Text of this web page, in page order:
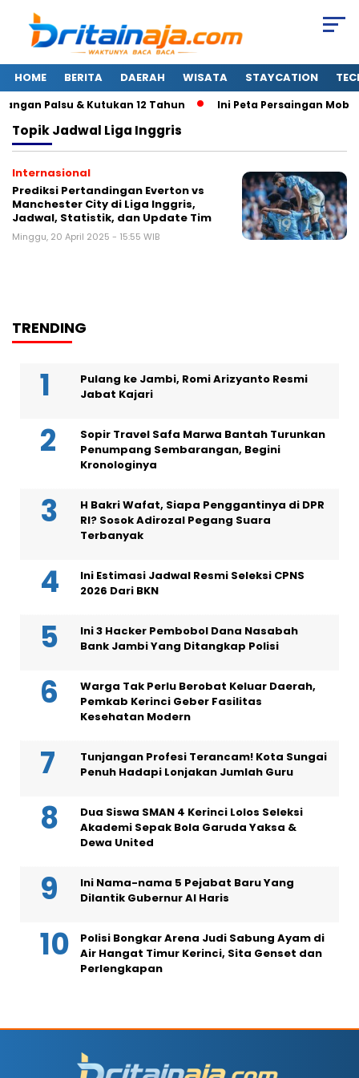
HOME BERITA DAERAH WISATA STAYCATION
Palsu & Kutukan 12 Tahun Ini Peta Persaingan Mobil
TopikJadwal Liga Inggris
Internasional
Prediksi Pertandingan Everton vs
Manchester City di Liga Inggris,
Jadwal, Statistik, dan Update Tim
Minggu, 20 April 2025 - 15:55 WIB
TRENDING
Pulang ke Jambi, Romi Arizyanto Resmi
Jabat Kajari
Sopir Travel Safa Marwa Bantah Turunkan
Penumpang Sembarangan, Begini
Kronologinya
H Bakri Wafat, Siapa Penggantinya di DPR
RI? Sosok Adirozal Pegang Suara
Terbanyak
Ini Estimasi Jadwal Resmi Seleksi CPNS
2026 Dari BKN
Ini 3 Hacker Pembobol Dana Nasabah
Bank Jambi Yang Ditangkap Polisi
Warga Tak Perlu Berobat Keluar Daerah,
Pemkab Kerinci Geber Fasilitas
Kesehatan Modern
Tunjangan Profesi Terancam! Kota Sungai
Penuh Hadapi Lonjakan Jumlah Guru
Dua Siswa SMAN 4 Kerinci Lolos Seleksi
Akademi Sepak Bola Garuda Yaksa &
Dewa United
Ini Nama-nama 5 Pejabat Baru Yang
Dilantik Gubernur Al Haris
Polisi Bongkar Arena Judi Sabung Ayam di
Air Hangat Timur Kerinci, Sita Genset dan
Perlengkapan